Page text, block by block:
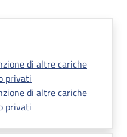
di altre cariche
privati
di altre cariche
privati